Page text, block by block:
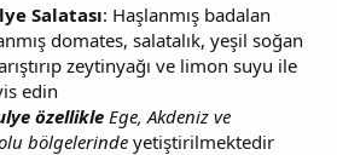
Salatası: Haşlanmış badalan
domates, salatalık, yeşil soğan
zeytinyağı ve limon suyu ile
edin
özellikle Ege, Akdeniz ve
bölgelerinde yetiştirilmektedir